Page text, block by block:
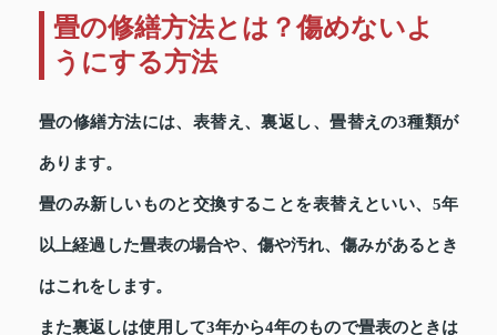
畳の修繕方法とは？傷めないよ
うにする方法
畳の修繕方法には、表替え、裏返し、畳替えの3種類が
あります。
畳のみ新しいものと交換することを表替えといい、5年
以上経過した畳表の場合や、傷や汚れ、傷みがあるとき
はこれをします。
また裏返しは使用して3年から4年のもので畳表のときは